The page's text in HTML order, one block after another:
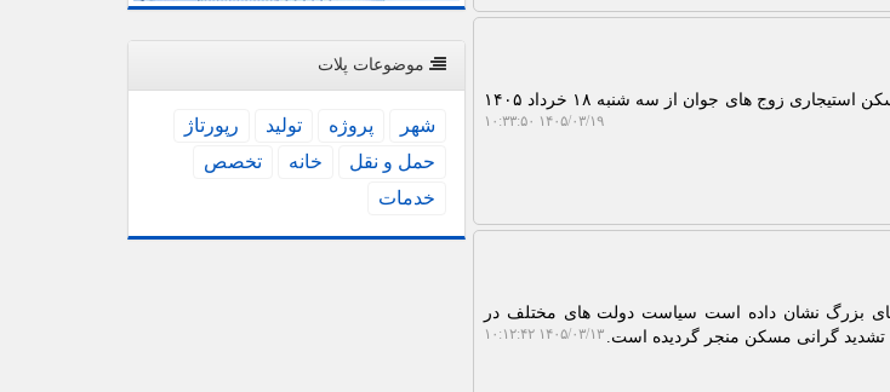
به گزارش پلات، وزارت راه و شهرسازی از آغاز نام نویسی مسکن استیجاری زوج های جوان از سه شنبه ۱۸ خرداد ۱۴۰۵
۱۴۰۵/۰۳/۱۹ ۱۰:۳۳:۵۰
در شهرهای بزرگ نشان داده است سیاست دولت های مختلف در
تشدید گرانی مسکن منجر گردیده است. ۱۴۰۵/۰۳/۱۳ ۱۰:۱۲:۴۲
موضوعات پلات
شهر پروژه تولید
رپورتاژ
حمل و نقل
خانه
تخصص
خدمات